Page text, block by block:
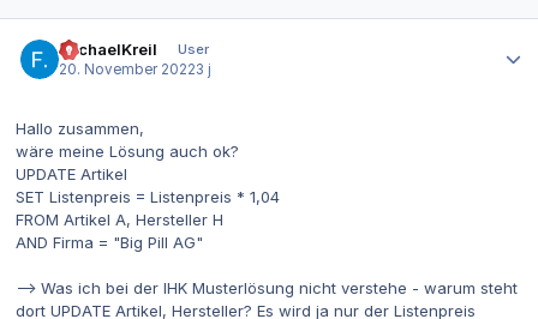
MichaelKreil
User
20. November 20223 j
Hallo zusammen,
wäre meine Lösung auch ok?
UPDATE Artikel
SET Listenpreis = Listenpreis * 1,04
FROM Artikel A, Hersteller H
AND Firma = "Big Pill AG"
--> Was ich bei der IHK Musterlösung nicht verstehe - warum steht
dort UPDATE Artikel, Hersteller? Es wird ja nur der Listenpreis